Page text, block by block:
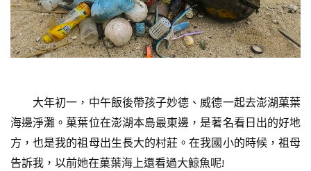
大年初一，中午飯後帶孩子妙德、威德一起去澎湖菓葉
海邊淨灘。菓葉位在澎湖本島最東邊，是著名看日出的好地
方，也是我的祖母出生長大的村莊。在我國小的時候，祖母
告訴我，以前她在菓葉海上還看過大鯨魚呢!